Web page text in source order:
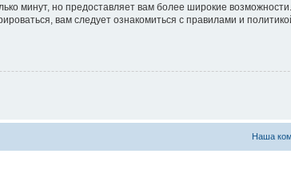
минут, но предоставляет вам более широкие
вам следует ознакомиться с правилами и
Наша